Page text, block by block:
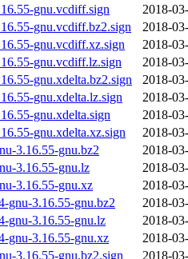
gnu.vcdiff.sign
2018-
gnu.vcdiff.bz2.sign
2018-
gnu.vcdiff.xz.sign
2018-
gnu.vcdiff.lz.sign
2018-
gnu.xdelta.bz2.sign
2018-
gnu.xdelta.lz.sign
2018-
gnu.xdelta.sign
2018-
gnu.xdelta.xz.sign
2018-
3.16.55-gnu.bz2
2018-
3.16.55-gnu.lz
2018-
3.16.55-gnu.xz
2018-
gnu-3.16.55-gnu.bz2
2018-
gnu-3.16.55-gnu.lz
2018-
gnu-3.16.55-gnu.xz
2018-
3.16.55-gnu.bz2.sign
2018-